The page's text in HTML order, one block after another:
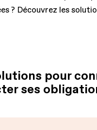
? Découvrez les
pour
ses